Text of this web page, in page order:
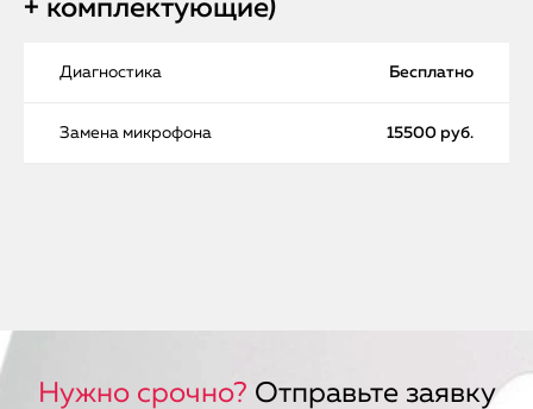
+ комплектующие)
Диагностика Бесплатно
Замена микрофона 15500 руб.
Нужно срочно? Отправьте заявку